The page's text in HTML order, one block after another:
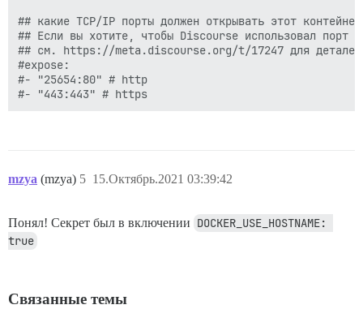
## какие TCP/IP порты должен открывать этот
## Если вы хотите, чтобы Discourse использовал порт
## см. https://meta.discourse.org/t/17247 для деталей
#expose:
#- "25654:80" # http
mzya (mzya) 15.Октябрь.2021 03:39:42
5
Понял! Секрет был в включении DOCKER_USE_HOSTNAME:
true
Связанные темы